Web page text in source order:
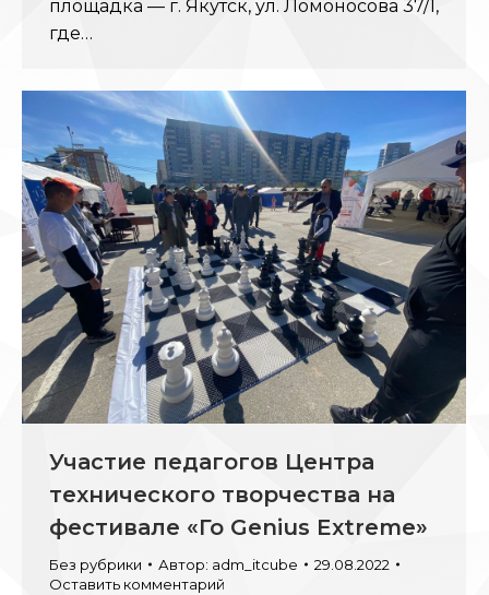
площадка — г. Якутск, ул. Ломоносова 37/1,
где…
Участие педагогов Центра
технического творчества на
фестивале «Го Genius Extreme»
Без рубрики Автор: adm_itcube
29.08.2022
Оставить комментарий